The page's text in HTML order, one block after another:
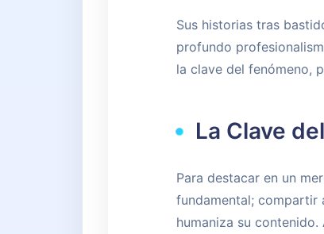
Sus historias tras
profundo
la clave del fenómeno,
La Clave
Para destacar en un
fundamental; compartir
humaniza su